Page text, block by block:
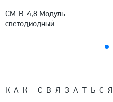
СМ-В-4,8 Модуль
светодиодный
КАК СВЯЗАТЬСЯ